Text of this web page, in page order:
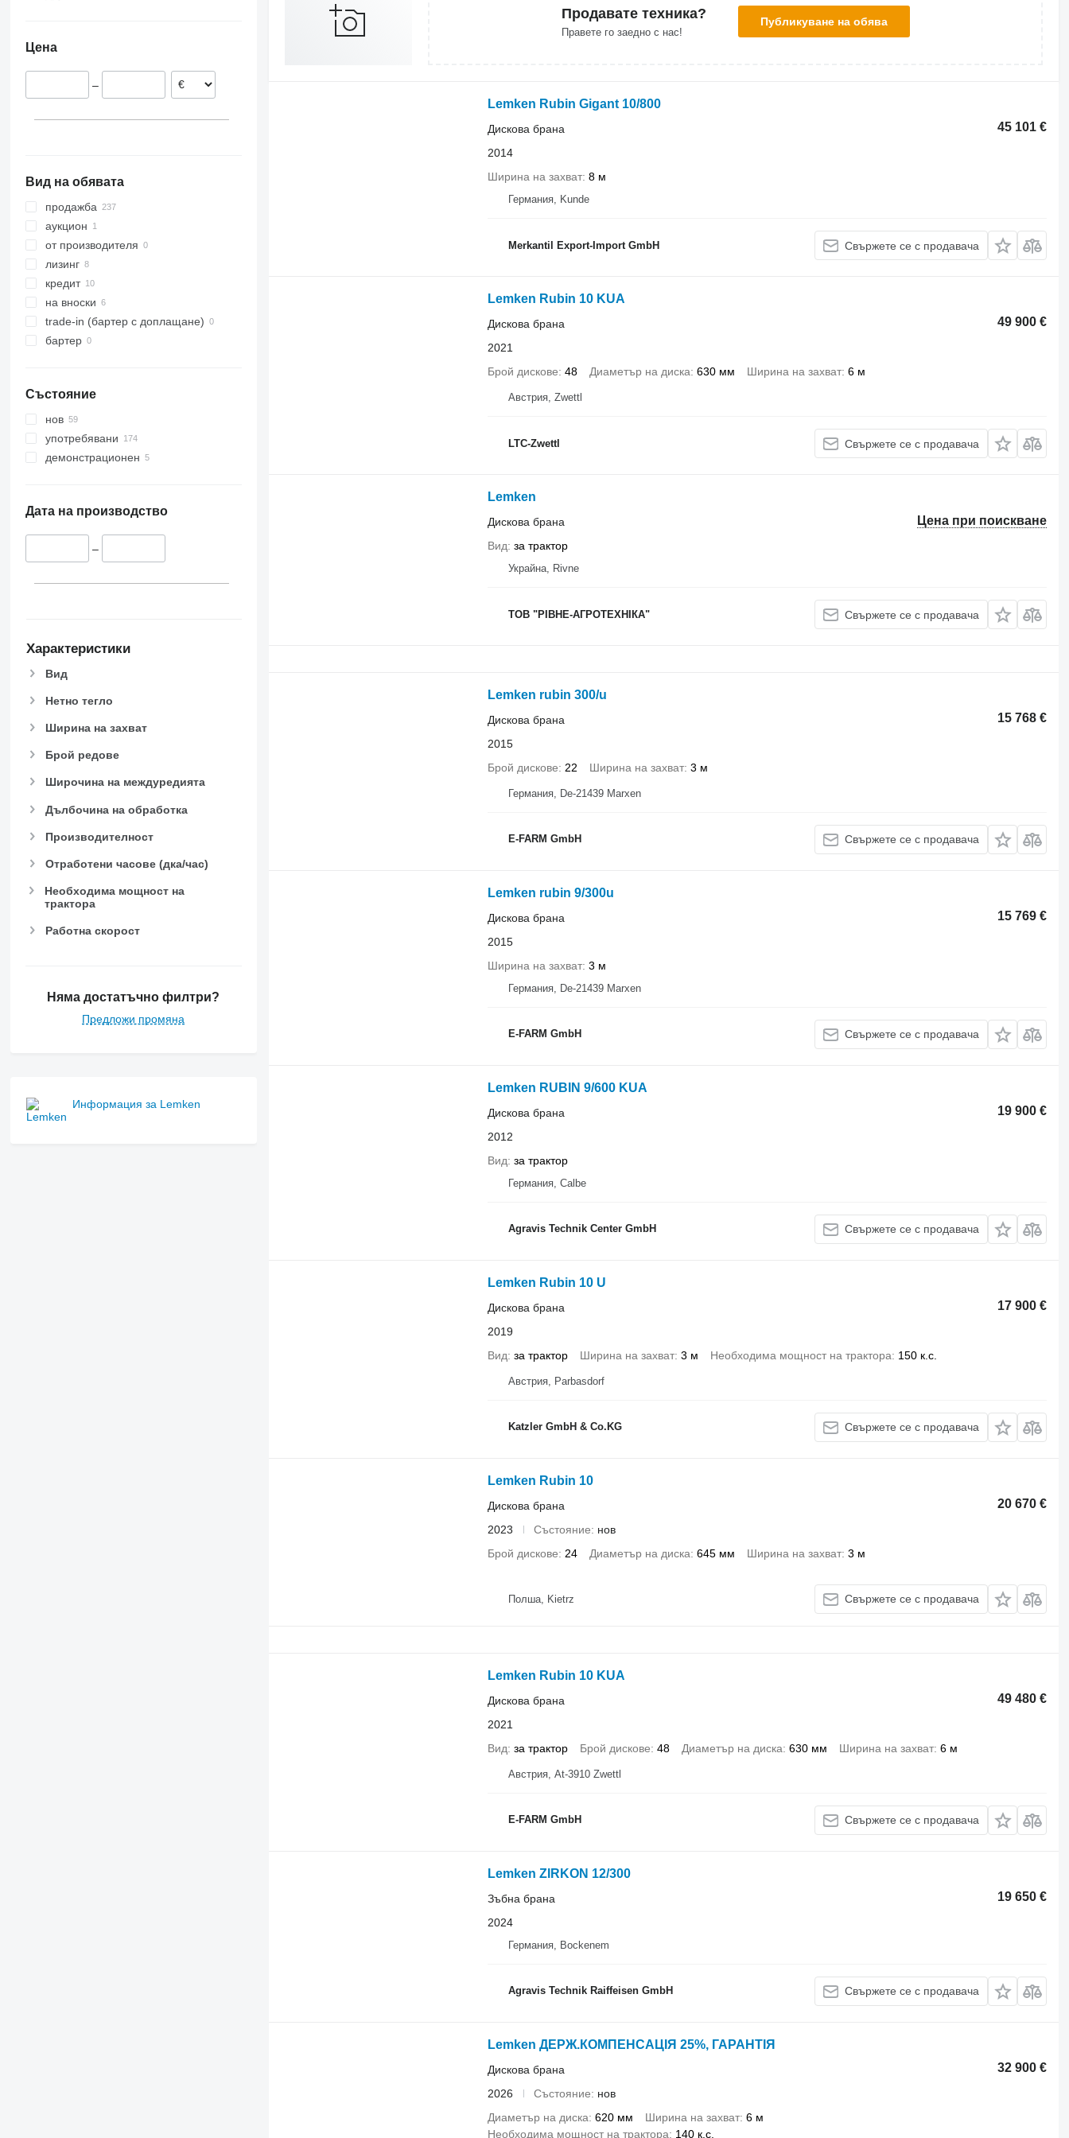
Чехия
Франция
Цена
–
Вид на обявата
продажба
аукцион
от производителя
лизинг
кредит
на вноски
trade-in (бартер с доплащане)
бартер
Състояние
нов
употребявани
демонстрационен
Дата на производство
–
Характеристики
Вид
Нетно тегло
Ширина на захват
Брой редове
Широчина на междуредията
Дълбочина на обработка
Производителност
Отработени часове (дка/час)
Необходима мощност на
трактора
Работна скорост
Няма достатъчно филтри?
Предложи промяна
Информация за Lemken
Продавате техника?
Правете го заедно с нас!
Публикуване на обява
Lemken Rubin Gigant 10/800
45 101 €
Дискова брана
2014
Ширина на захват 8 м
Германия, Kunde
Merkantil Export-Import GmbH Свържете се с продавача
Lemken Rubin 10 KUA
49 900 €
Дискова брана
2021
Брой дискове 48 Диаметър на диска 630 мм Ширина на захват 6 м
Австрия, Zwettl
LTC-Zwettl Свържете се с продавача
Lemken
Цена при поискване
Дискова брана
Вид за трактор
Украйна, Rivne
ТОВ "РІВНЕ-АГРОТЕХНІКА" Свържете се с продавача
Lemken rubin 300/u
15 768 €
Дискова брана
2015
Брой дискове
22 Ширина на захват 3 м
Германия, De-21439 Marxen
E-FARM GmbH Свържете се с продавача
Lemken rubin 9/300u
15 769 €
Дискова брана
2015
Ширина на захват 3 м
Германия, De-21439 Marxen
E-FARM GmbH Свържете се с продавача
Lemken RUBIN 9/600 KUA
19 900 €
Дискова брана
2012
Вид за трактор
Германия, Calbe
Agravis Technik Center GmbH Свържете се с продавача
Lemken Rubin 10 U
17 900 €
Дискова брана
2019
Вид за трактор Ширина на захват 3 м Необходима мощност на трактора 150 к.с.
Австрия, Parbasdorf
Katzler GmbH & Co.KG Свържете се с продавача
Lemken Rubin 10
20 670 €
Дискова брана
2023
Състояние
нов
Брой дискове
24 Диаметър на диска 645 мм Ширина на захват 3 м
Полша, Kietrz Свържете се с продавача
Lemken Rubin 10 KUA
49 480 €
Дискова брана
2021
Вид за трактор Брой дискове 48 Диаметър на диска 630 мм Ширина на захват 6 м
Австрия, At-3910 Zwettl
E-FARM GmbH Свържете се с продавача
Lemken ZIRKON 12/300
19 650 €
Зъбна брана
2024
Германия, Bockenem
Agravis Technik Raiffeisen GmbH Свържете се с продавача
Lemken ДЕРЖ.КОМПЕНСАЦІЯ 25%, ГАРАНТІЯ
32 900 €
Дискова брана
2026
Състояние
нов
Диаметър на диска 620 мм Ширина на захват 6 м
Необходима мощност на трактора
140 к.с.